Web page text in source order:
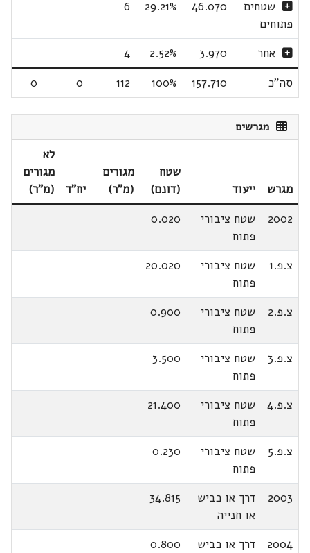
שטחים
פתוחים
46.070
29.21%
6
אחר 3.970
2.52%
4
סה"כ
157.710
100%
112
0
0
מגרשים
מגרש ייעוד
שטח
(דונם)
מגורים
(מ"ר)
יח"ד
לא
מגורים
(מ"ר)
2002
שטח ציבורי
פתוח
0.020
צ.פ.1
שטח ציבורי
פתוח
20.020
צ.פ.2
שטח ציבורי
פתוח
0.900
צ.פ.3
שטח ציבורי
פתוח
3.500
צ.פ.4
שטח ציבורי
פתוח
21.400
צ.פ.5
שטח ציבורי
פתוח
0.230
2003
דרך או כביש
או חנייה
34.815
2004 דרך או כביש 0.800